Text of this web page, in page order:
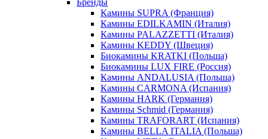
Бренды
Камины SUPRA (Франция)
Камины EDILKAMIN (Италия)
Камины PALAZZETTI (Италия)
Камины KEDDY (Швеция)
Биокамины KRATKI (Польша)
Биокамины LUX FIRE (Россия)
Камины ANDALUSIA (Польша)
Камины CARMONA (Испания)
Камины HARK (Германия)
Камины Schmid (Германия)
Камины TRAFORART (Испания)
Камины BELLA ITALIA (Польша)